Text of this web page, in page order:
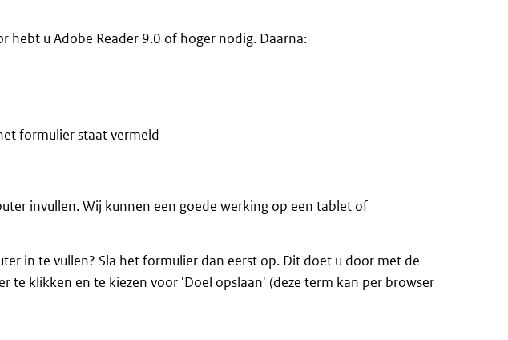
hebt u Adobe Reader 9.0 of hoger nodig. Daarna:
formulier staat vermeld
invullen. Wij kunnen een goede werking op een tablet of
in te vullen? Sla het formulier dan eerst op. Dit doet u door met de
te klikken en te kiezen voor 'Doel opslaan' (deze term kan per browser